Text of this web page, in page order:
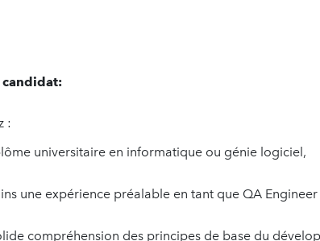
:
universitaire en informatique ou génie logiciel,
une expérience préalable en tant que QA
compréhension des principes de base du